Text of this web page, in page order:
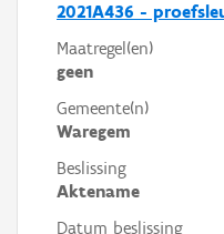
2021A436 -
Maatregel(en)
geen
Gemeente(n)
Waregem
Beslissing
Aktename
Datum beslissing